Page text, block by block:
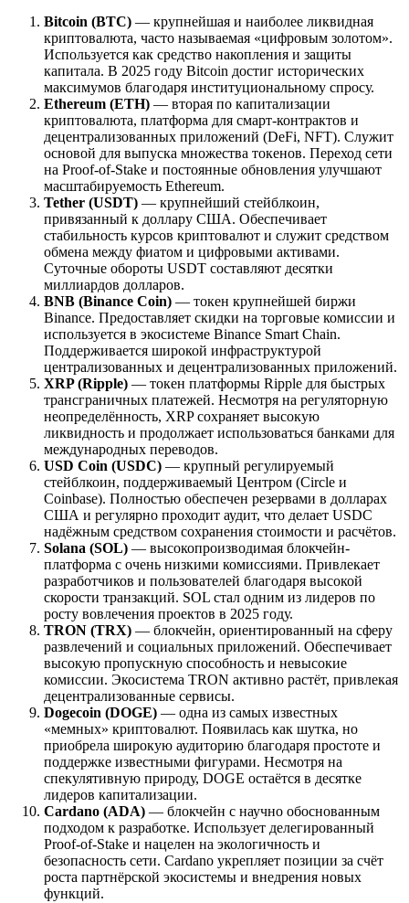
Bitcoin (BTC) — крупнейшая и наиболее ликвидная
криптовалюта, часто называемая «цифровым золотом».
Используется как средство накопления и защиты
капитала. В 2025 году Bitcoin достиг исторических
максимумов благодаря институциональному спросу.
Ethereum (ETH) — вторая по капитализации
криптовалюта, платформа для смарт-контрактов и
децентрализованных приложений (DeFi, NFT). Служит
основой для выпуска множества токенов. Переход сети
на Proof-of-Stake и постоянные обновления улучшают
масштабируемость Ethereum.
Tether (USDT) — крупнейший стейблкоин,
привязанный к доллару США. Обеспечивает
стабильность курсов криптовалют и служит средством
обмена между фиатом и цифровыми активами.
Суточные обороты USDT составляют десятки
миллиардов долларов.
BNB (Binance Coin) — токен крупнейшей биржи
Binance. Предоставляет скидки на торговые комиссии и
используется в экосистеме Binance Smart Chain.
Поддерживается широкой инфраструктурой
централизованных и децентрализованных приложений.
XRP (Ripple) — токен платформы Ripple для быстрых
трансграничных платежей. Несмотря на регуляторную
неопределённость, XRP сохраняет высокую
ликвидность и продолжает использоваться банками для
международных переводов.
USD Coin (USDC) — крупный регулируемый
стейблкоин, поддерживаемый Центром (Circle и
Coinbase). Полностью обеспечен резервами в долларах
США и регулярно проходит аудит, что делает USDC
надёжным средством сохранения стоимости и расчётов.
Solana (SOL) — высокопроизводимая блокчейн-
платформа с очень низкими комиссиями. Привлекает
разработчиков и пользователей благодаря высокой
скорости транзакций. SOL стал одним из лидеров по
росту вовлечения проектов в 2025 году.
TRON (TRX) — блокчейн, ориентированный на сферу
развлечений и социальных приложений. Обеспечивает
высокую пропускную способность и невысокие
комиссии. Экосистема TRON активно растёт, привлекая
децентрализованные сервисы.
Dogecoin (DOGE) — одна из самых известных
«мемных» криптовалют. Появилась как шутка, но
приобрела широкую аудиторию благодаря простоте и
поддержке известными фигурами. Несмотря на
спекулятивную природу, DOGE остаётся в десятке
лидеров капитализации.
Cardano (ADA) — блокчейн с научно обоснованным
подходом к разработке. Использует делегированный
Proof-of-Stake и нацелен на экологичность и
безопасность сети. Cardano укрепляет позиции за счёт
роста партнёрской экосистемы и внедрения новых
функций.